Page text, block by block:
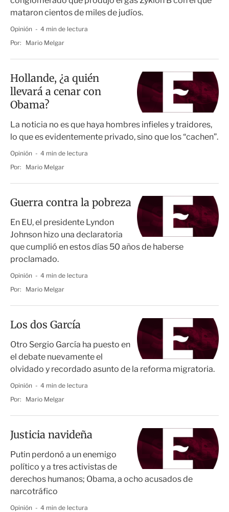
mataron cientos de miles de judíos.
Opinión
4 min de lectura
Por:
Mario Melgar
Hollande, ¿a quién
llevará a cenar con
Obama?
La noticia no es que haya hombres infieles y traidores,
lo que es evidentemente privado, sino que los “cachen”.
Opinión
4 min de lectura
Por:
Mario Melgar
Guerra contra la pobreza
En EU, el presidente Lyndon
Johnson hizo una declaratoria
que cumplió en estos días 50 años de haberse
proclamado.
Opinión
4 min de lectura
Por:
Mario Melgar
Los dos García
Otro Sergio García ha puesto en
el debate nuevamente el
olvidado y recordado asunto de la reforma migratoria.
Opinión
4 min de lectura
Por:
Mario Melgar
Justicia navideña
Putin perdonó a un enemigo
político y a tres activistas de
derechos humanos; Obama, a ocho acusados de
narcotráfico
Opinión
4 min de lectura